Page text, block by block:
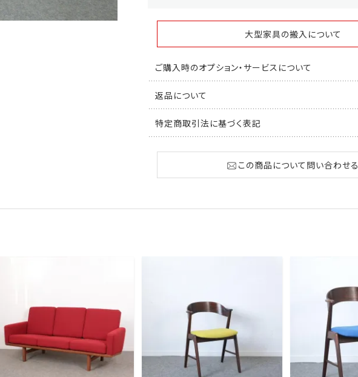
大型家具の搬入について
ご購入時のオプション・サービスについて
返品について
特定商取引法に基づく表記
この商品について問い合わせる